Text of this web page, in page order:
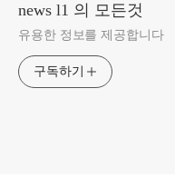
news l1 의 모든것
유용한 정보를 제공합니다
구독하기